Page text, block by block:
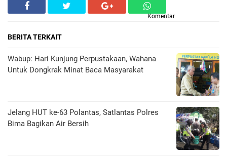
Komentar
BERITA TERKAIT
Wabup: Hari Kunjung Perpustakaan, Wahana
Untuk Dongkrak Minat Baca Masyarakat
Jelang HUT ke-63 Polantas, Satlantas Polres
Bima Bagikan Air Bersih